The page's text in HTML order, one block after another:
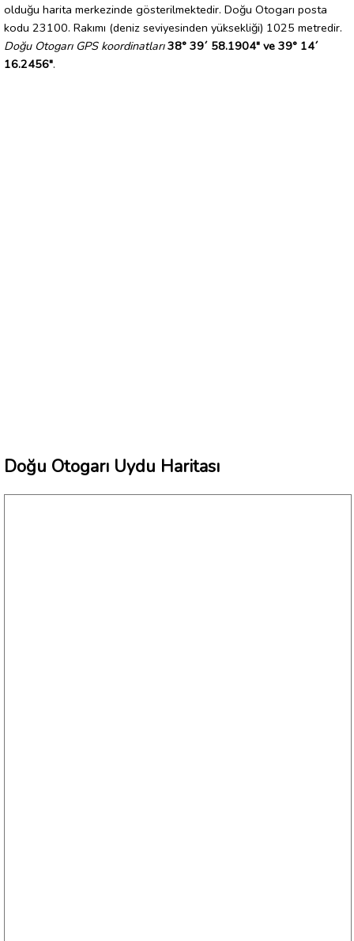
olduğu harita merkezinde gösterilmektedir. Doğu Otogarı posta
kodu 23100. Rakımı (deniz seviyesinden yüksekliği) 1025 metredir.
Doğu Otogarı GPS koordinatları 38° 39´ 58.1904" ve 39° 14´
16.2456".
Doğu Otogarı Uydu Haritası